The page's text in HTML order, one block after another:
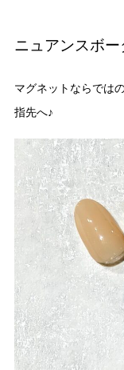
ニュアンスボー
マグネットならでは
指先へ♪